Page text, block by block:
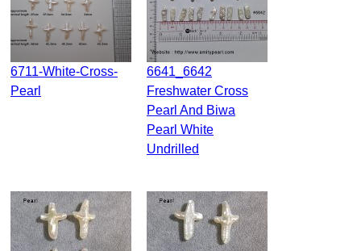
6711-White-Cross-
Pearl
6641_6642
Freshwater Cross
Pearl And Biwa
Pearl White
Undrilled